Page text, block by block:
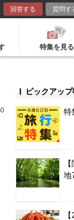
回答する 質問す
特集を見る
ピックアップ
特
地